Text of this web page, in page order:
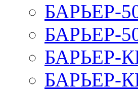
БАРЬЕР-
БАРЬЕР-
БАРЬЕР-
БАРЬЕР-